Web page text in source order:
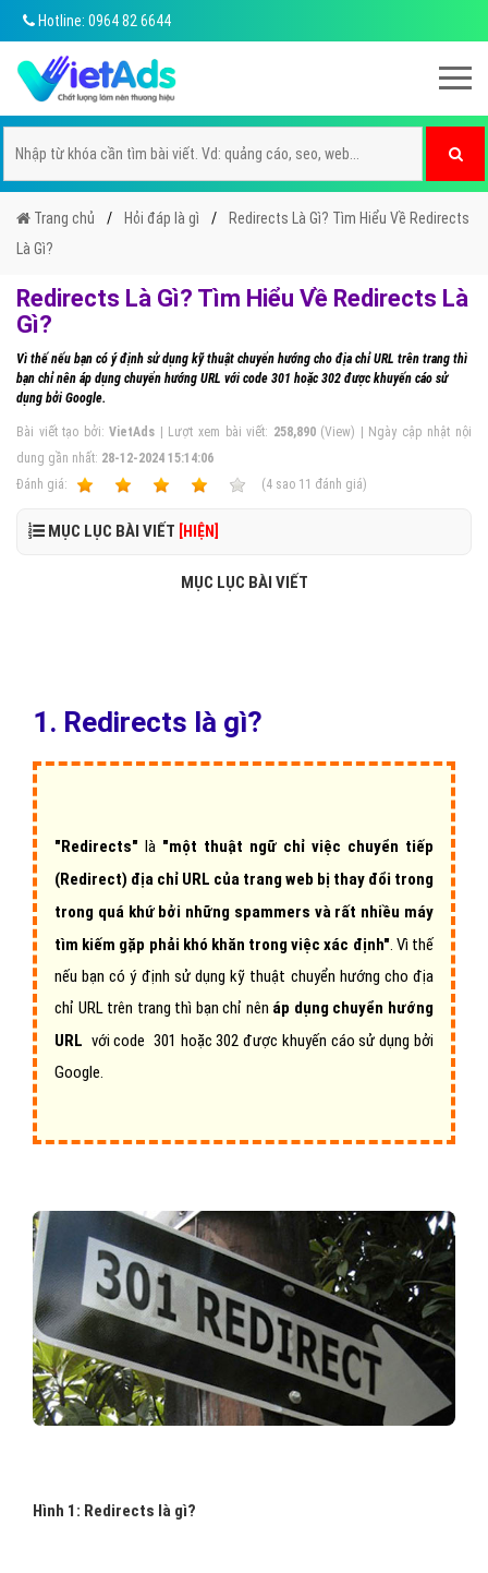
Hotline: 0964 82 6644
Trang chủ Hỏi đáp là gì
Redirects Là Gì? Tìm Hiểu Về Redirects
Là Gì?
Redirects Là Gì? Tìm Hiểu Về Redirects Là
Gì?
Vì thế nếu bạn có ý định sử dụng kỹ thuật chuyển hướng cho địa chỉ URL trên trang thì
bạn chỉ nên áp dụng chuyển hướng URL với code 301 hoặc 302 được khuyến cáo sử
dụng bởi Google.
Bài viết tạo bởi:VietAds | Lượt xem bài viết: 258,890(View) | Ngày cập nhật nội
dung gần nhất: 28-12-2024 15:14:06
Ðánh giá:
(4 sao 11 đánh giá)
MỤC LỤC BÀI VIẾT [HIỆN]
MỤC LỤC BÀI VIẾT
1. Redirects là gì?
"Redirects" là "một thuật ngữ chỉ việc chuyển tiếp
(Redirect) địa chỉ URL của trang web bị thay đổi trong
trong quá khứ bởi những spammers và rất nhiều máy
tìm kiếm gặp phải khó khăn trong việc xác định". Vì thế
nếu bạn có ý định sử dụng kỹ thuật chuyển hướng cho địa
chỉ URL trên trang thì bạn chỉ nên áp dụng chuyển hướng
URL với code 301 hoặc 302 được khuyến cáo sử dụng bởi
Google.
Hình 1: Redirects là gì?